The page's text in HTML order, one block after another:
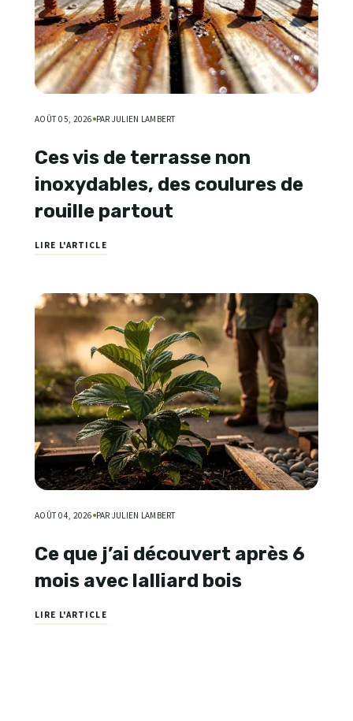
AOÛT 05, 2026 PAR JULIEN LAMBERT
Ces vis de terrasse non
inoxydables, des coulures de
rouille partout
LIRE L'ARTICLE
AOÛT 04, 2026 PAR JULIEN LAMBERT
Ce que j’ai découvert après 6
mois avec lalliard bois
LIRE L'ARTICLE